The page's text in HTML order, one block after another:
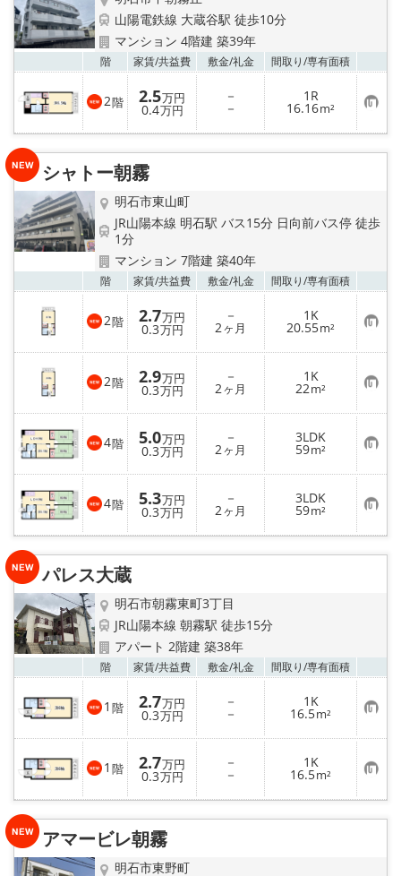
山陽電鉄線 大蔵谷駅 徒歩10分
マンション 4階建 築39年
階 家賃/共益費 敷金/礼金 間取り/専有面積
2階 2.5万円
0.4万円
－
－
1R
16.16m² お
気
に
り
シャトー朝霧
明石市東山町
JR山陽本線 明石駅 バス15分 日向前バス停 徒歩
1分
マンション 7階建 築40年
階 家賃/共益費 敷金/礼金 間取り/専有面積
2階 2.7万円
0.3万円
－
2ヶ月
1K
20.55m² お
気
に
入
り
登
録
2階 2.9万円
0.3万円
－
2ヶ月
1K
22m² お
気
に
入
り
登
録
4階 5.0万円
0.3万円
－
2ヶ月
3LDK
59m² お
気
に
入
り
登
録
4階 5.3万円
0.3万円
－
2ヶ月
3LDK
59m² お
気
に
り
パレス大蔵
明石市朝霧東町3丁目
JR山陽本線 朝霧駅 徒歩15分
アパート 2階建 築38年
階 家賃/共益費 敷金/礼金 間取り/専有面積
1 階 2.7万円
0.3万円
－
－
1K
16.5m² お
気
に
入
り
登
録
1 階 2.7万円
0.3万円
－
－
1K
16.5m² お
気
に
り
アマービレ朝霧
明石市東野町